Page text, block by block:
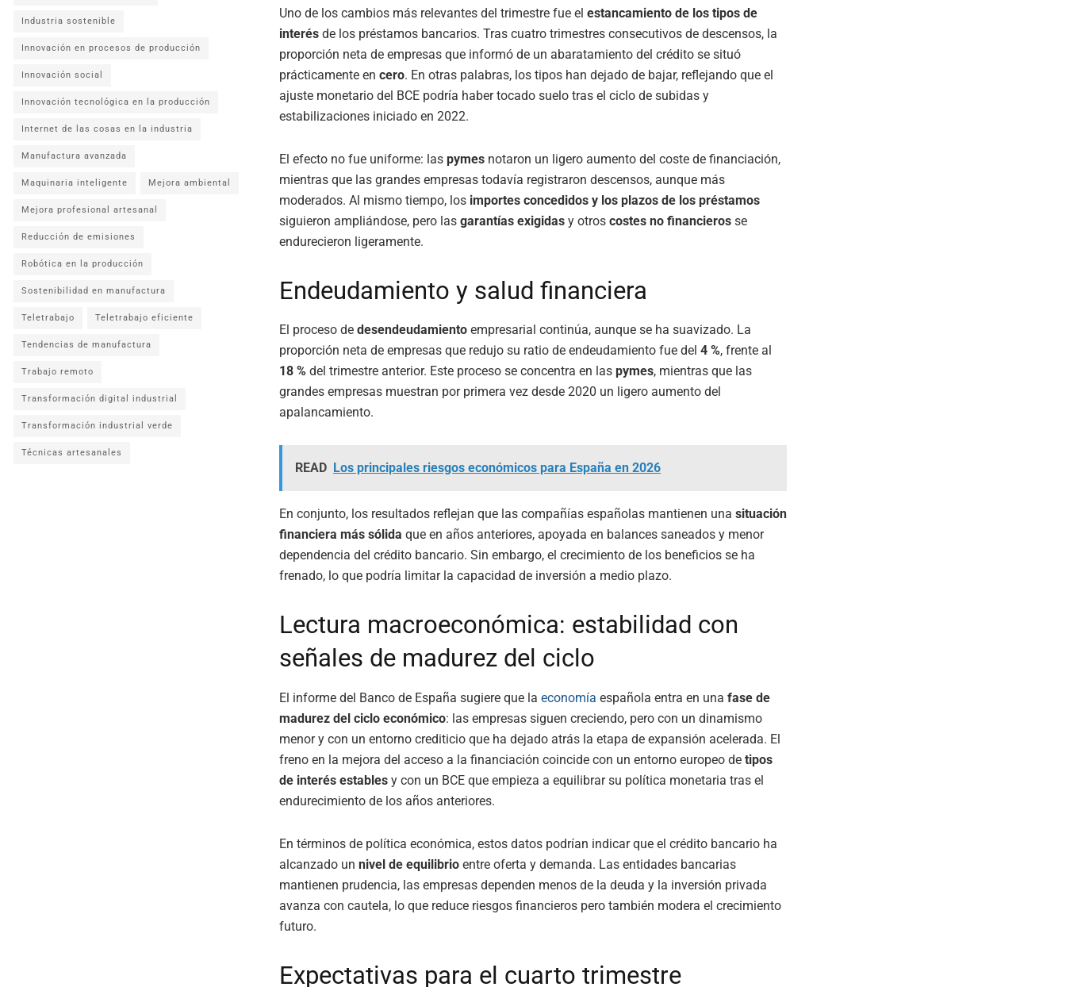
Uno de los cambios más relevantes del trimestre fue el estancamiento de los tipos de
interés de los préstamos bancarios. Tras cuatro trimestres consecutivos de descensos, la
proporción neta de empresas que informó de un abaratamiento del crédito se situó
prácticamente en cero. En otras palabras, los tipos han dejado de bajar, reflejando que el
ajuste monetario del BCE podría haber tocado suelo tras el ciclo de subidas y
estabilizaciones iniciado en 2022.
El efecto no fue uniforme: las pymes notaron un ligero aumento del coste de financiación,
mientras que las grandes empresas todavía registraron descensos, aunque más
moderados. Al mismo tiempo, los importes concedidos y los plazos de los préstamos
siguieron ampliándose, pero las garantías exigidas y otros costes no financieros se
endurecieron ligeramente.
Endeudamiento y salud financiera
El proceso de desendeudamiento empresarial continúa, aunque se ha suavizado. La
proporción neta de empresas que redujo su ratio de endeudamiento fue del 4 %, frente al
18 % del trimestre anterior. Este proceso se concentra en las pymes, mientras que las
grandes empresas muestran por primera vez desde 2020 un ligero aumento del
apalancamiento.
READ Los principales riesgos económicos para España en 2026
En conjunto, los resultados reflejan que las compañías españolas mantienen una situación
financiera más sólida que en años anteriores, apoyada en balances saneados y menor
dependencia del crédito bancario. Sin embargo, el crecimiento de los beneficios se ha
frenado, lo que podría limitar la capacidad de inversión a medio plazo.
Lectura macroeconómica: estabilidad con
señales de madurez del ciclo
El informe del Banco de España sugiere que la economía española entra en una fase de
madurez del ciclo económico: las empresas siguen creciendo, pero con un dinamismo
menor y con un entorno crediticio que ha dejado atrás la etapa de expansión acelerada. El
freno en la mejora del acceso a la financiación coincide con un entorno europeo de tipos
de interés estables y con un BCE que empieza a equilibrar su política monetaria tras el
endurecimiento de los años anteriores.
En términos de política económica, estos datos podrían indicar que el crédito bancario ha
alcanzado un nivel de equilibrio entre oferta y demanda. Las entidades bancarias
mantienen prudencia, las empresas dependen menos de la deuda y la inversión privada
avanza con cautela, lo que reduce riesgos financieros pero también modera el crecimiento
futuro.
Expectativas para el cuarto trimestre
Industria sostenible
Innovación en procesos de producción
Innovación social
Innovación tecnológica en la producción
Internet de las cosas en la industria
Manufactura avanzada
Maquinaria inteligente Mejora ambiental
Mejora profesional artesanal
Reducción de emisiones
Robótica en la producción
Sostenibilidad en manufactura
Teletrabajo Teletrabajo eficiente
Tendencias de manufactura
Trabajo remoto
Transformación digital industrial
Transformación industrial verde
Técnicas artesanales